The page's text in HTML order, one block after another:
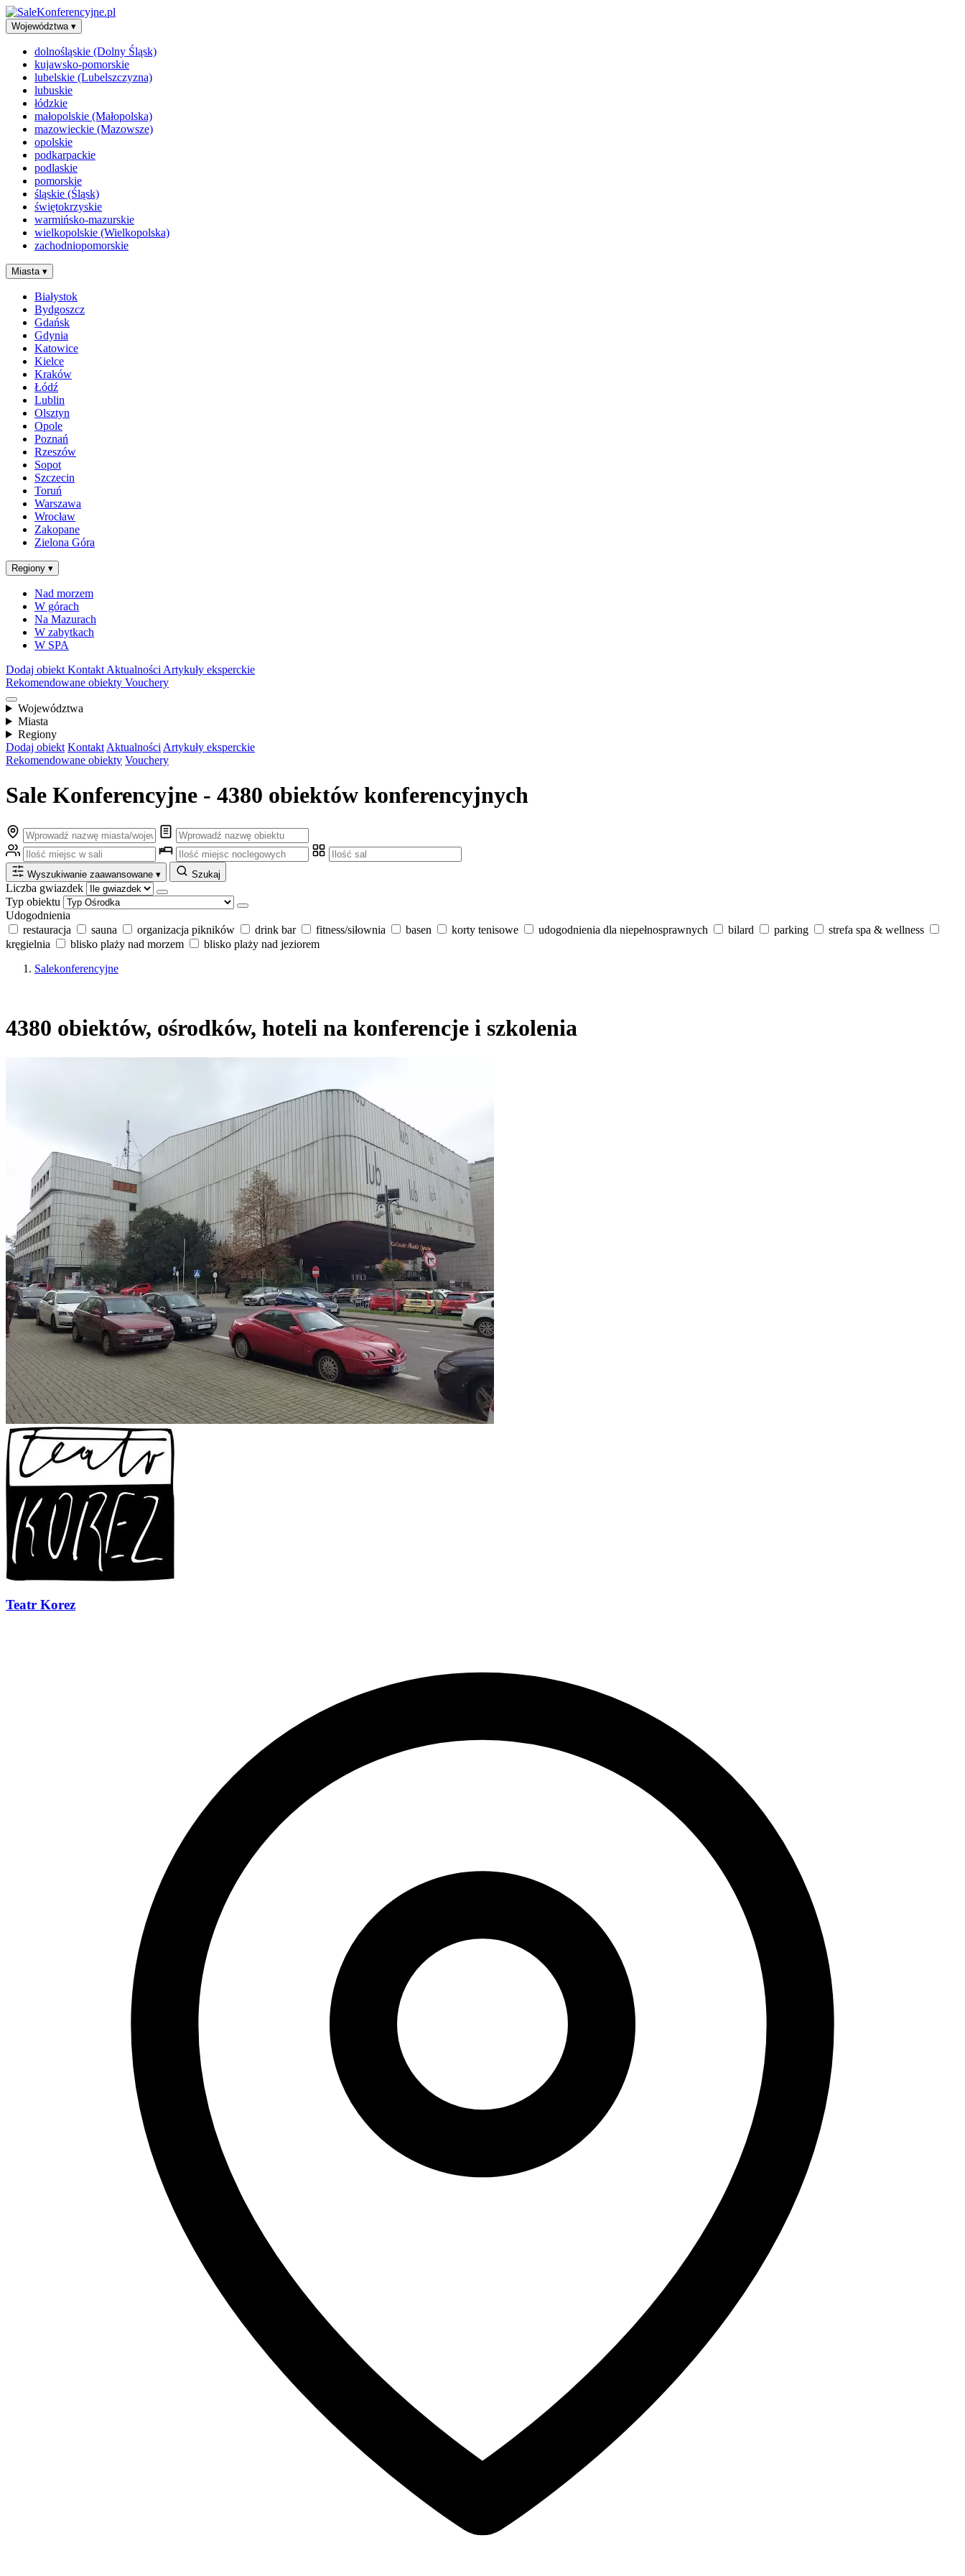
Województwa ▾
dolnośląskie (Dolny Śląsk)
kujawsko-pomorskie
lubelskie (Lubelszczyzna)
lubuskie
łódzkie
małopolskie (Małopolska)
mazowieckie (Mazowsze)
opolskie
podkarpackie
podlaskie
pomorskie
śląskie (Śląsk)
świętokrzyskie
warmińsko-mazurskie
wielkopolskie (Wielkopolska)
zachodniopomorskie
Miasta ▾
Białystok
Bydgoszcz
Gdańsk
Gdynia
Katowice
Kielce
Kraków
Łódź
Lublin
Olsztyn
Opole
Poznań
Rzeszów
Sopot
Szczecin
Toruń
Warszawa
Wrocław
Zakopane
Zielona Góra
Regiony ▾
Nad morzem
W górach
Na Mazurach
W zabytkach
W SPA
Dodaj obiekt Kontakt Aktualności Artykuły eksperckie
Rekomendowane obiekty Vouchery
Województwa
Miasta
Regiony
Dodaj obiekt Kontakt Aktualności Artykuły eksperckie
Rekomendowane obiekty Vouchery
Sale Konferencyjne - 4380 obiektów konferencyjnych
Wyszukiwanie zaawansowane ▾ Szukaj
Liczba gwiazdek
Typ obiektu
Udogodnienia
restauracja
sauna organizacja pikników drink bar fitness/siłownia basen korty tenisowe udogodnienia dla niepełnosprawnych bilard parking
strefa spa & wellness
kręgielnia
blisko plaży nad morzem
blisko plaży nad jeziorem
Salekonferencyjne
4380 obiektów, ośrodków, hoteli na konferencje i szkolenia
Teatr Korez